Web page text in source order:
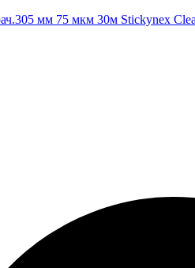
мм 75 мкм 30м Stickynex